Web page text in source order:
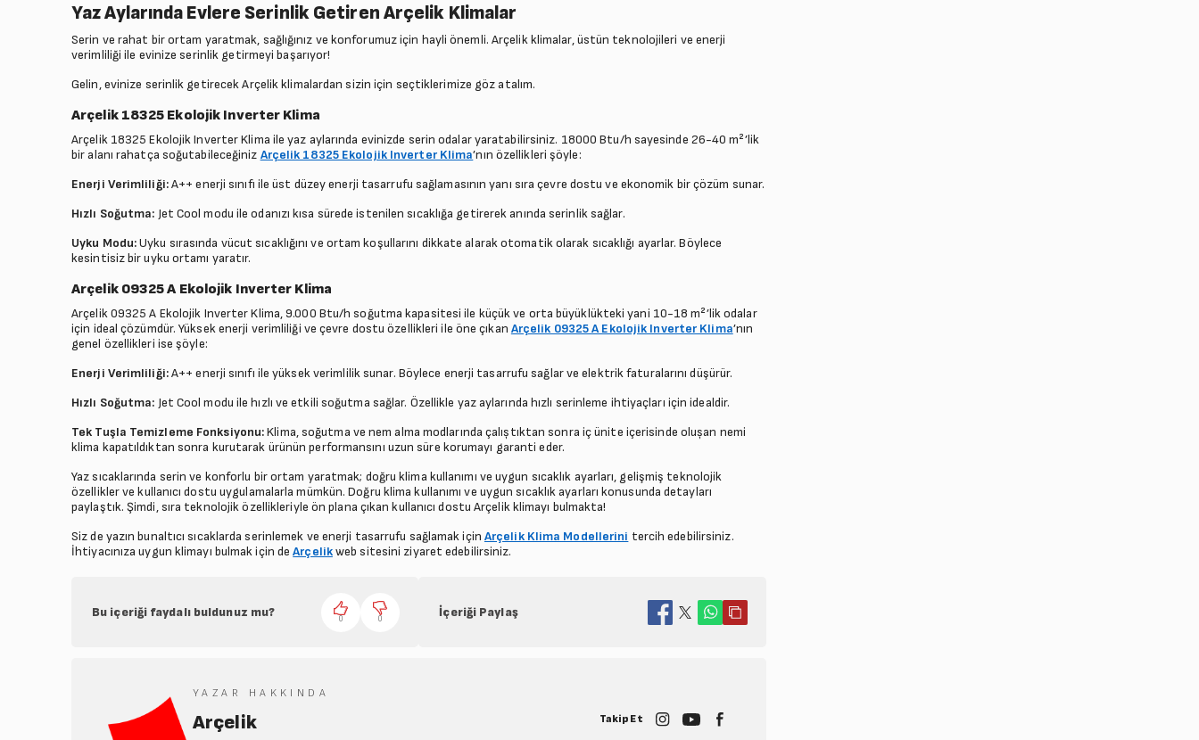
Yaz Aylarında Evlere Serinlik Getiren Arçelik Klimalar
Serin ve rahat bir ortam yaratmak, sağlığınız ve konforumuz için hayli önemli. Arçelik klimalar, üstün teknolojileri ve enerji
verimliliği ile evinize serinlik getirmeyi başarıyor!
Gelin, evinize serinlik getirecek Arçelik klimalardan sizin için seçtiklerimize göz atalım.
Arçelik 18325 Ekolojik Inverter Klima
Arçelik 18325 Ekolojik Inverter Klima ile yaz aylarında evinizde serin odalar yaratabilirsiniz. 18000 Btu/h sayesinde 26-40 m²’lik
bir alanı rahatça soğutabileceğiniz Arçelik 18325 Ekolojik Inverter Klima’nın özellikleri şöyle:
Enerji Verimliliği:A++ enerji sınıfı ile üst düzey enerji tasarrufu sağlamasının yanı sıra çevre dostu ve ekonomik bir çözüm sunar.
Hızlı Soğutma: Jet Cool modu ile odanızı kısa sürede istenilen sıcaklığa getirerek anında serinlik sağlar.
Uyku Modu:Uyku sırasında vücut sıcaklığını ve ortam koşullarını dikkate alarak otomatik olarak sıcaklığı ayarlar. Böylece
kesintisiz bir uyku ortamı yaratır.
Arçelik 09325 A Ekolojik Inverter Klima
Arçelik 09325 A Ekolojik Inverter Klima, 9.000 Btu/h soğutma kapasitesi ile küçük ve orta büyüklükteki yani 10-18 m²’lik odalar
için ideal çözümdür. Yüksek enerji verimliliği ve çevre dostu özellikleri ile öne çıkan Arçelik 09325 A Ekolojik Inverter Klima’nın
genel özellikleri ise şöyle:
Enerji Verimliliği:A++ enerji sınıfı ile yüksek verimlilik sunar. Böylece enerji tasarrufu sağlar ve elektrik faturalarını düşürür.
Hızlı Soğutma: Jet Cool modu ile hızlı ve etkili soğutma sağlar. Özellikle yaz aylarında hızlı serinleme ihtiyaçları için idealdir.
Tek Tuşla Temizleme Fonksiyonu:Klima, soğutma ve nem alma modlarında çalıștıktan sonra iç ünite içerisinde olușan nemi
klima kapatıldıktan sonra kurutarak ürünün performansını uzun süre korumayı garanti eder.
Yaz sıcaklarında serin ve konforlu bir ortam yaratmak; doğru klima kullanımı ve uygun sıcaklık ayarları, gelişmiş teknolojik
özellikler ve kullanıcı dostu uygulamalarla mümkün. Doğru klima kullanımı ve uygun sıcaklık ayarları konusunda detayları
paylaştık. Şimdi, sıra teknolojik özellikleriyle ön plana çıkan kullanıcı dostu Arçelik klimayı bulmakta!
Siz de yazın bunaltıcı sıcaklarda serinlemek ve enerji tasarrufu sağlamak için Arçelik Klima Modellerini tercih edebilirsiniz.
İhtiyacınıza uygun klimayı bulmak için deArçelikweb sitesini ziyaret edebilirsiniz.
Bu içeriği faydalı buldunuz mu? 0 0 İçeriği Paylaş
YAZAR HAKKINDA
Arçelik Takip Et